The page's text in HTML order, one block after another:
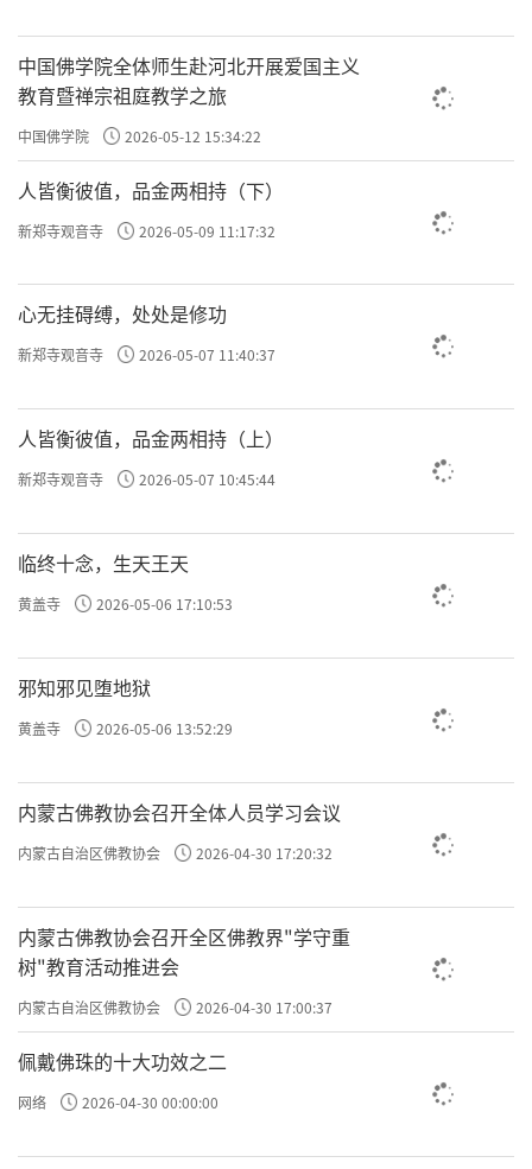
中国佛学院全体师生赴河北开展爱国主义
教育暨禅宗祖庭教学之旅
中国佛学院 2026-05-12 15:34:22
人皆衡彼值，品金两相持（下）
新郑寺观音寺 2026-05-09 11:17:32
心无挂碍缚，处处是修功
新郑寺观音寺 2026-05-07 11:40:37
人皆衡彼值，品金两相持（上）
新郑寺观音寺 2026-05-07 10:45:44
临终十念，生天王天
黄盖寺 2026-05-06 17:10:53
邪知邪见堕地狱
黄盖寺 2026-05-06 13:52:29
内蒙古佛教协会召开全体人员学习会议
内蒙古自治区佛教协会 2026-04-30 17:20:32
内蒙古佛教协会召开全区佛教界"学守重
树"教育活动推进会
内蒙古自治区佛教协会 2026-04-30 17:00:37
佩戴佛珠的十大功效之二
网络 2026-04-30 00:00:00